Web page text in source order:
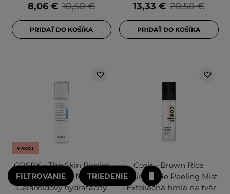
10,50 €
8,06 €
PRIDAŤ DO KOŠÍKA
20,50 €
13,33 €
PRIDAŤ DO KOŠÍKA
V AKCII
COSRX - The Skin Barrier
Moisturizing Mist -
Ceramidový hydratačný
Coxir - Brown Rice
Niacinamide Peeling Mist
- Exfoliačná hmla na tvár
FILTROVANIE TRIEDENIE